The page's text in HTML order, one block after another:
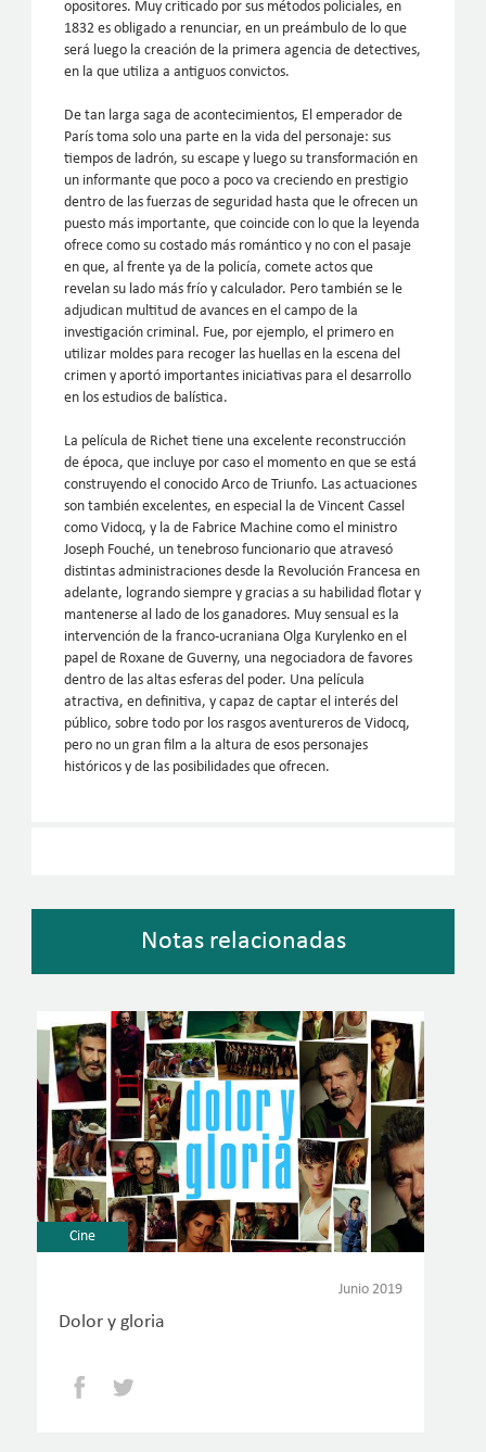
opositores. Muy criticado por sus métodos policiales, en
1832 es obligado a renunciar, en un preámbulo de lo que
será luego la creación de la primera agencia de detectives,
en la que utiliza a antiguos convictos.
De tan larga saga de acontecimientos, El emperador de
París toma solo una parte en la vida del personaje: sus
tiempos de ladrón, su escape y luego su transformación en
un informante que poco a poco va creciendo en prestigio
dentro de las fuerzas de seguridad hasta que le ofrecen un
puesto más importante, que coincide con lo que la leyenda
ofrece como su costado más romántico y no con el pasaje
en que, al frente ya de la policía, comete actos que
revelan su lado más frío y calculador. Pero también se le
adjudican multitud de avances en el campo de la
investigación criminal. Fue, por ejemplo, el primero en
utilizar moldes para recoger las huellas en la escena del
crimen y aportó importantes iniciativas para el desarrollo
en los estudios de balística.
La película de Richet tiene una excelente reconstrucción
de época, que incluye por caso el momento en que se está
construyendo el conocido Arco de Triunfo. Las actuaciones
son también excelentes, en especial la de Vincent Cassel
como Vidocq, y la de Fabrice Machine como el ministro
Joseph Fouché, un tenebroso funcionario que atravesó
distintas administraciones desde la Revolución Francesa en
adelante, logrando siempre y gracias a su habilidad flotar y
mantenerse al lado de los ganadores. Muy sensual es la
intervención de la franco-ucraniana Olga Kurylenko en el
papel de Roxane de Guverny, una negociadora de favores
dentro de las altas esferas del poder. Una película
atractiva, en definitiva, y capaz de captar el interés del
público, sobre todo por los rasgos aventureros de Vidocq,
pero no un gran film a la altura de esos personajes
históricos y de las posibilidades que ofrecen.
Notas relacionadas
Cine
Junio 2019
Dolor y gloria
Facebook